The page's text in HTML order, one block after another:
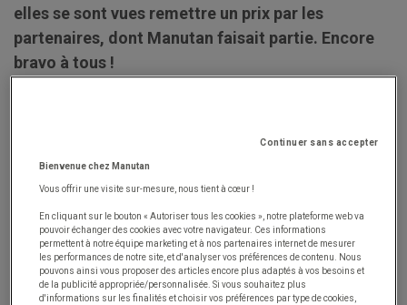
elles se sont vues remettre un prix par les
partenaires, dont Manutan faisait partie. Encore
bravo à tous !
Continuer sans accepter
Bienvenue chez Manutan
Vous offrir une visite sur-mesure, nous tient à cœur !
En cliquant sur le bouton « Autoriser tous les cookies », notre plateforme web va
pouvoir échanger des cookies avec votre navigateur. Ces informations
permettent à notre équipe marketing et à nos partenaires internet de mesurer
les performances de notre site, et d'analyser vos préférences de contenu. Nous
pouvons ainsi vous proposer des articles encore plus adaptés à vos besoins et
de la publicité appropriée/personnalisée. Si vous souhaitez plus
d'informations sur les finalités et choisir vos préférences par type de cookies,